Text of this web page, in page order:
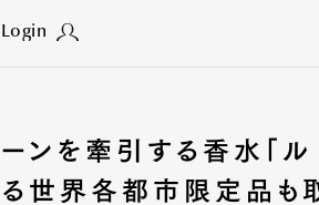
Login
ンを牽引する香水「
世界各都市限定品も